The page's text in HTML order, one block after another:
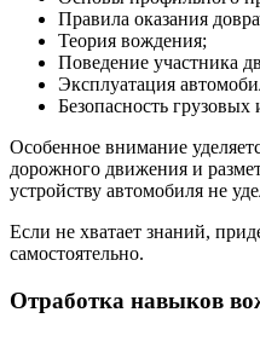
Правила оказания
Теория вождения;
Поведение участника
Эксплуатация
Безопасность
Особенное внимание
дорожного движения и
устройству автомобиля не
Если не хватает знаний,
самостоятельно.
Отработка навыков